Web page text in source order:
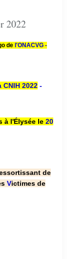
2022
de l'ONACVG -
2022 -
à l'Élysée le 20
de
Victimes de